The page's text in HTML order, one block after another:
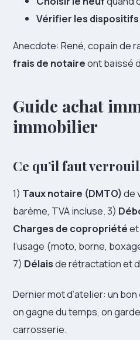
Vérifier les
Anecdote: René, copain de
frais de notaireont baissé
Guide achat
immobilier
Ce qu’il faut
1) Taux notaire (DMTO)de
barème, TVA incluse. 3)
Charges de copropriété
l’usage (moto, borne,
7) Délaisde rétractation et
Dernier mot d’atelier: un bon
on gagne du temps, on
carrosserie.